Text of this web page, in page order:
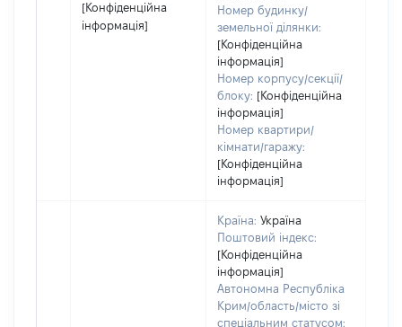
[Конфіденційна
інформація]
Номер будинку/
земельної ділянки:
[Конфіденційна
інформація]
Номер корпусу/секції/
блоку: [Конфіденційна
інформація]
Номер квартири/
кімнати/гаражу:
[Конфіденційна
інформація]
Країна: Україна
Поштовий індекс:
[Конфіденційна
інформація]
Автономна Республіка
Крим/область/місто зі
спеціальним статусом: